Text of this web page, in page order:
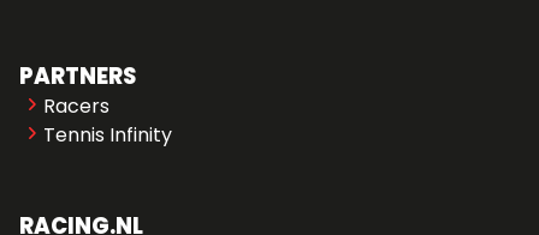
PARTNERS
Racers
Tennis Infinity
RACING.NL